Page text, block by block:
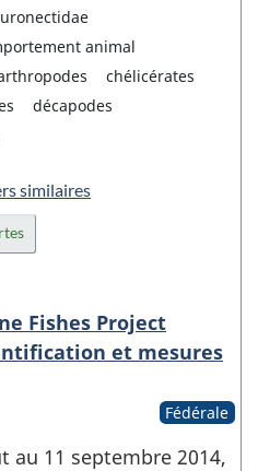
animal
chélicérates
décapodes
similaires
Fishes Project
et mesures
Fédérale
au 11 septembre 2014,